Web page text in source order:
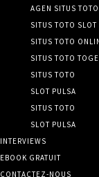
AGEN SITUS TOTO
SITUS TOTO SLOT
SITUS TOTO
SITUS TOTO
SITUS TOTO
SLOT PULSA
SITUS TOTO
SLOT PULSA
INTERVIEWS
EBOOK GRATUIT
CONTACTEZ-NOUS